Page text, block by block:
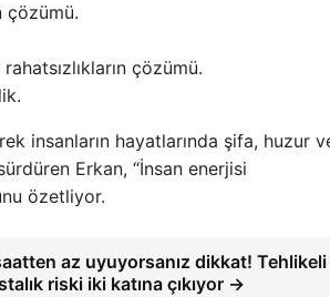
çözümü.
çözümü.
insanların hayatlarında şifa, huzur
Erkan, “İnsan enerjisi
özetliyor.
az uyuyorsanız dikkat! Tehlikeli
riski iki katına çıkıyor →